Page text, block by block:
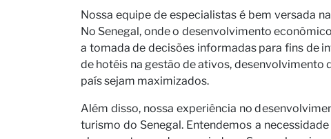
Nossa equipe de especialistas é bem versada
No Senegal, onde o desenvolvimento
a tomada de decisões informadas para fins de
de hotéis na gestão de ativos,
país sejam maximizados.
Além disso, nossa experiência no
turismo do Senegal. Entendemos a